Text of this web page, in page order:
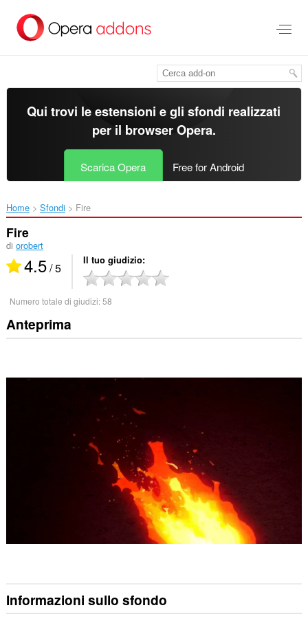
contenuto
Qui trovi le estensioni e gli sfondi realizzati
per il browser Opera.
Scarica Opera Free for Android
Home Sfondi Fire‎
Fire
di orobert
4.5/ 5 Il tuo giudizio
Numero totale di giudizi:58
Anteprima
Informazioni sullo sfondo